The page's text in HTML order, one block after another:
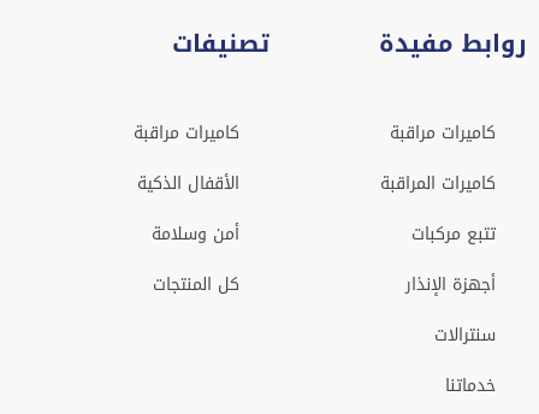
روابط مفيدة
كاميرات مراقبة
كاميرات المراقبة
تتبع مركبات
أجهزة الإنذار
سنترالات
خدماتنا
تصنيفات
كاميرات مراقبة
الأقفال الذكية
أمن وسلامة
كل المنتجات